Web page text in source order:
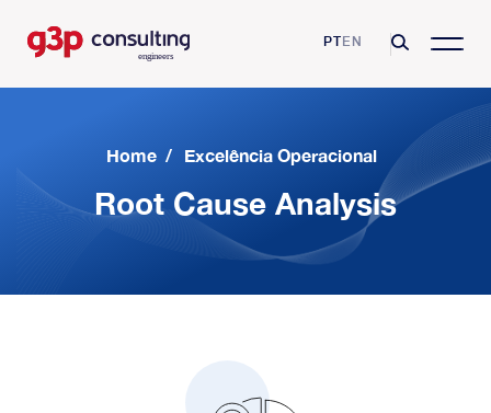
PTEN
Home / Excelência Operacional
Root Cause Analysis